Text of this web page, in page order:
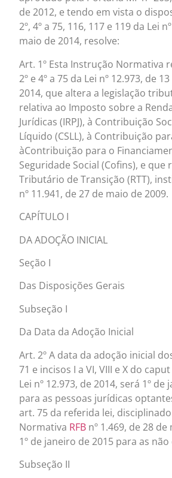
de 2012, e tendo em vista o
2º, 4º a 75, 116, 117 e 119 da Lei
maio de 2014, resolve:
Art. 1º Esta Instrução Normativa
2º e 4º a 75 da Lei nº 12.973, de
2014, que altera a legislação
relativa ao Imposto sobre a
Jurídicas (IRPJ), à Contribuição
Líquido (CSLL), à Contribuição
àContribuição para o
Seguridade Social (Cofins), e que
Tributário de Transição (RTT),
nº 11.941, de 27 de maio de 2009.
CAPÍTULO I
DA ADOÇÃO INICIAL
Seção I
Das Disposições Gerais
Subseção I
Da Data da Adoção Inicial
Art. 2º A data da adoção inicial
71 e incisos I a VI, VIII e X do
Lei nº 12.973, de 2014, será 1º de
para as pessoas jurídicas
art. 75 da referida lei,
Normativa RFB nº 1.469, de 28
1º de janeiro de 2015 para as
Subseção II